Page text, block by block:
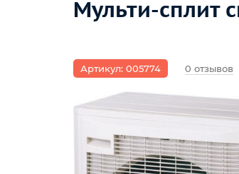
Мульти-сплит
Артикул: 005774 0 отзывов